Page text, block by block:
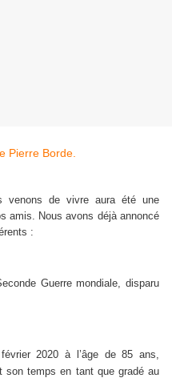
venons de vivre aura été une
amis. Nous avons déjà annoncé
:
Guerre mondiale, disparu
2020 à l’âge de 85 ans,
son temps en tant que gradé au